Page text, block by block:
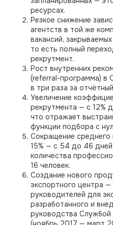
ресурсах.
Резкое снижение
агентств в той же
вакансий,
то есть полный
рекрутмент.
Рост внутренних
(referral-программа) в
в три раза за
Увеличение
рекрутмента — с 12%
что отражает
функции подбора с
Сокращение среднего
15% — с 54 до 46
количества
16 человек.
Создание нового
экспортного центра
руководителей для
разработанного и
руководства